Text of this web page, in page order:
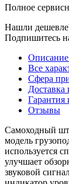
Полное
Нашли
Подпишитесь
Описание
Все
Сфера
Доставка
Гарантия
Отзывы
Самоходный
модель
используется
улучшает
звуковой